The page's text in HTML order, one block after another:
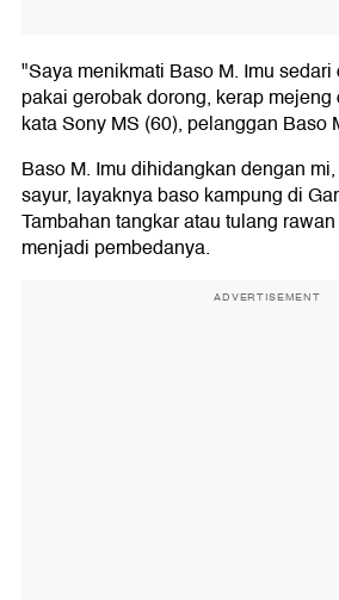
"Saya menikmati Baso M. Imu
pakai gerobak dorong, kerap mejeng
kata Sony MS (60), pelanggan Baso
Baso M. Imu dihidangkan dengan
sayur, layaknya baso kampung di
Tambahan tangkar atau tulang
menjadi pembedanya.
ADVERTISEMENT